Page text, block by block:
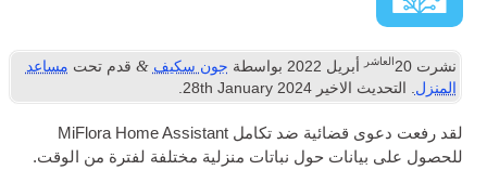
اردو
Ελληνικά
بواسطةجون سكيف &قدم تحتمساعد
28th January 2024
لقد رفعت دعوى قضائية ضد تكامل MiFlora Home Assistant
حول نباتات منزلية مختلفة لفترة من الوقت.